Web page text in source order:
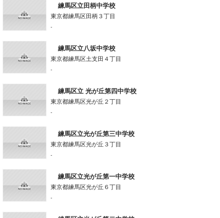
練馬区立田柄中学校
東京都練馬区田柄３丁目
-
練馬区立八坂中学校
東京都練馬区土支田４丁目
-
練馬区立 光が丘第四中学校
東京都練馬区光が丘２丁目
-
練馬区立光が丘第三中学校
東京都練馬区光が丘３丁目
-
練馬区立光が丘第一中学校
東京都練馬区光が丘６丁目
-